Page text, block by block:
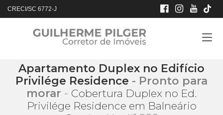
CRECI/SC 6772-J
Apartamento Duplex no Edifício
Privilége Residence - Pronto para
morar - Cobertura Duplex no Ed.
Privilége Residence em Balneário